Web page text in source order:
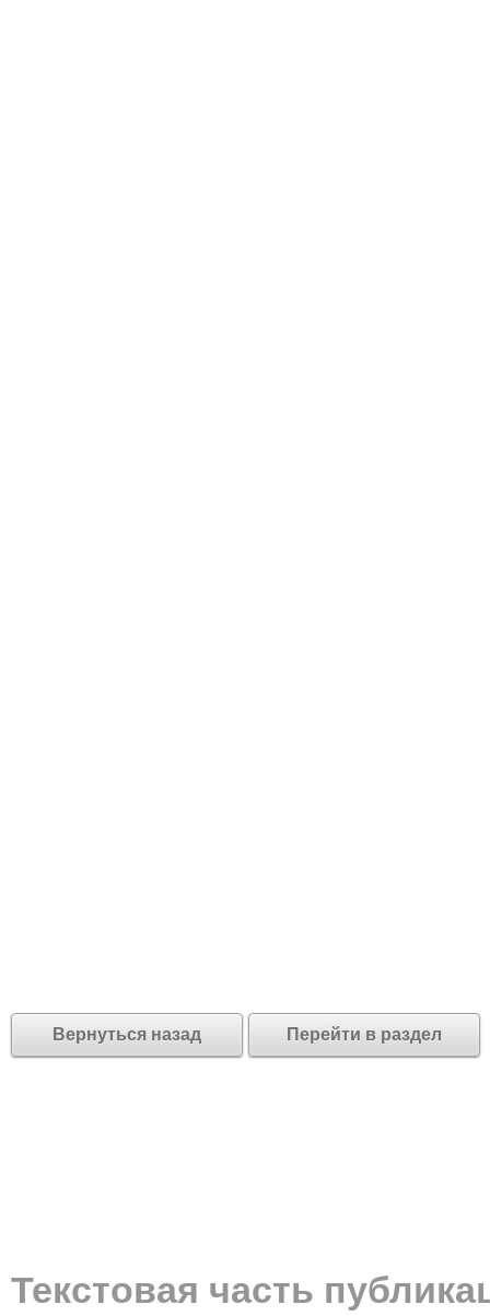
Вернуться назад Перейти в раздел
Текстовая часть